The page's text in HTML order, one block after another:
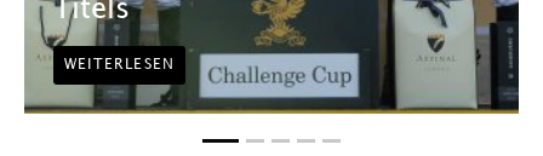
Titels
WEITERLESEN